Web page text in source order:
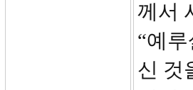
께서
“예
신 것